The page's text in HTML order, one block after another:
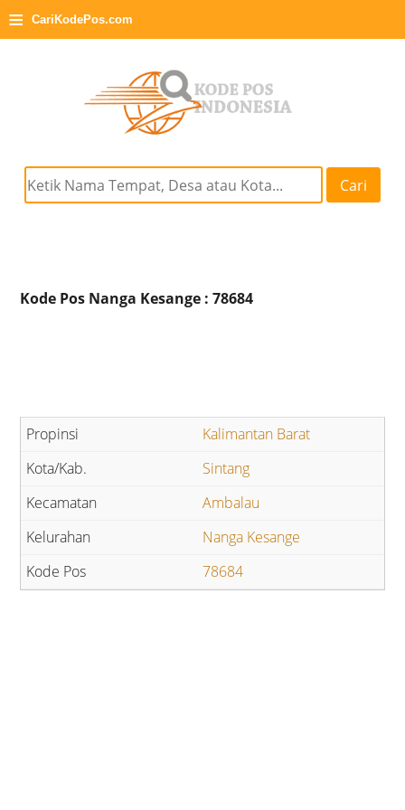
≡ CariKodePos.com
Cari
Kode Pos Nanga Kesange : 78684
Kalimantan Barat
Sintang
Ambalau
Nanga Kesange
78684